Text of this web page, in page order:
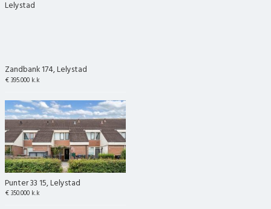
Zandbank 174, Lelystad
€ 395.000 k.k
Punter 33 15, Lelystad
€ 350.000 k.k